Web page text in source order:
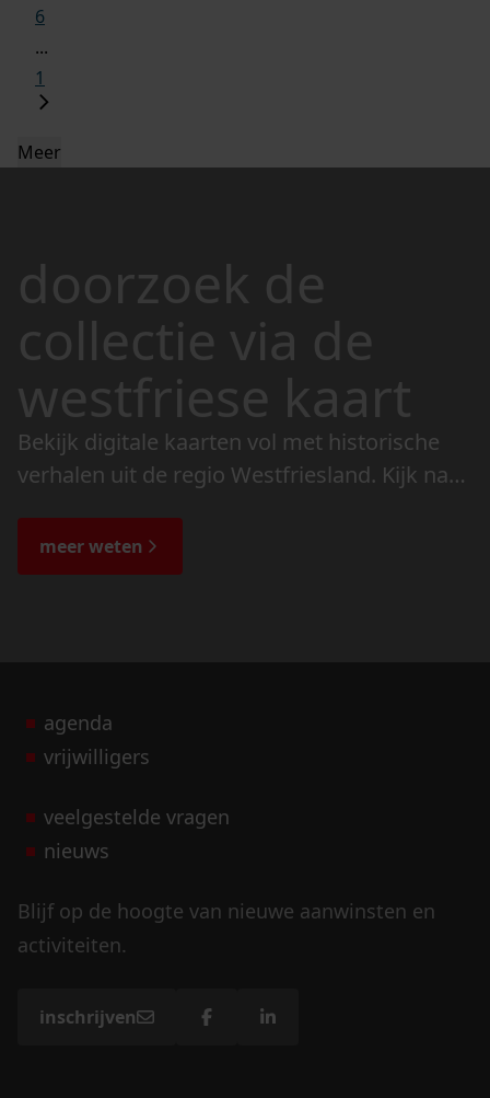
6
...
1
Meer
doorzoek de
collectie via de
westfriese kaart
Bekijk digitale kaarten vol met historische
verhalen uit de regio Westfriesland. Kijk naar
de bijzondere verhalen.
meer weten
agenda
vrijwilligers
veelgestelde vragen
nieuws
Blijf op de hoogte van nieuwe aanwinsten en
activiteiten.
inschrijven